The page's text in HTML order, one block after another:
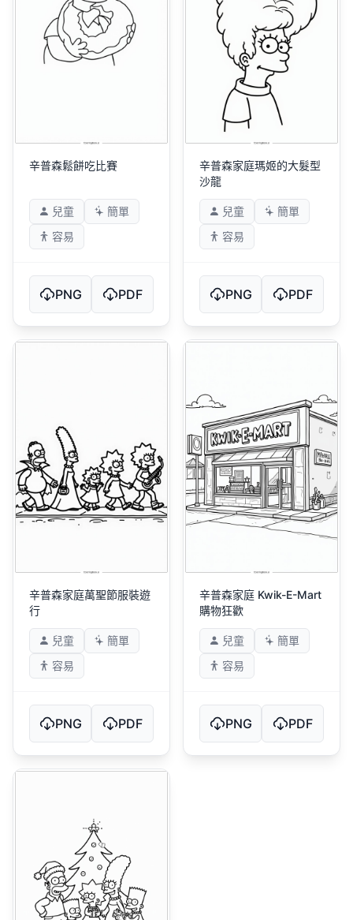
辛普森鬆餅吃比賽
兒童
簡單
容易
PNG PDF
辛普森家庭瑪姬的大髮型
沙龍
兒童
簡單
容易
PNG PDF
辛普森家庭萬聖節服裝遊
行
兒童
簡單
容易
PNG PDF
辛普森家庭 Kwik-E-Mart
購物狂歡
兒童
簡單
容易
PNG PDF